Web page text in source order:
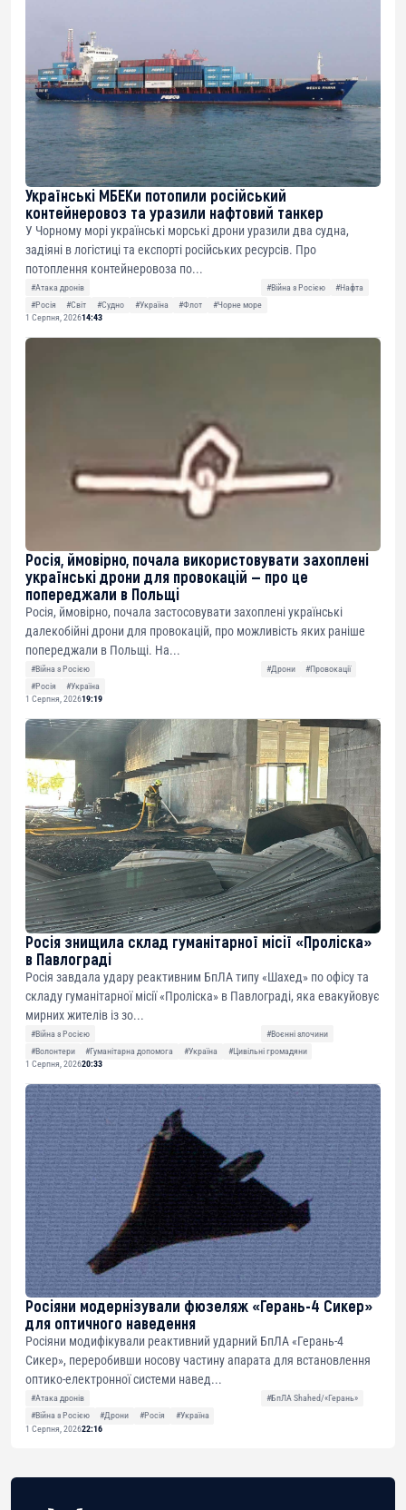
Українські МБЕКи потопили російський
контейнеровоз та уразили нафтовий танкер
У Чорному морі українські морські дрони уразили два судна,
задіяні в логістиці та експорті російських ресурсів. Про
потоплення контейнеровоза по...
#Атака дронів #Війна з Росією
#Нафта
#Росія
#Світ #Судно #Україна #Флот
#Чорне море
1 Серпня, 202614:43
Росія, ймовірно, почала використовувати захоплені
українські дрони для провокацій — про це
попереджали в Польщі
Росія, ймовірно, почала застосовувати захоплені українські
далекобійні дрони для провокацій, про можливість яких раніше
попереджали в Польщі. На...
#Війна з Росією #Дрони
#Провокації
#Росія
#Україна
1 Серпня, 202619:19
Росія знищила склад гуманітарної місії «Проліска»
в Павлограді
Росія завдала удару реактивним БпЛА типу «Шахед» по офісу та
складу гуманітарної місії «Проліска» в Павлограді, яка евакуйовує
мирних жителів із зо...
#Війна з Росією
#Воєнні злочини
#Волонтери
#Гуманітарна допомога #Україна
#Цивільні громадяни
1 Серпня, 202620:33
Росіяни модернізували фюзеляж «Герань-4 Сикер»
для оптичного наведення
Росіяни модифікували реактивний ударний БпЛА «Герань-4
Сикер», переробивши носову частину апарата для встановлення
оптико-електронної системи навед...
#Атака дронів
#БпЛА Shahed/«Герань»
#Війна з Росією
#Дрони #Росія
#Україна
1 Серпня, 202622:16